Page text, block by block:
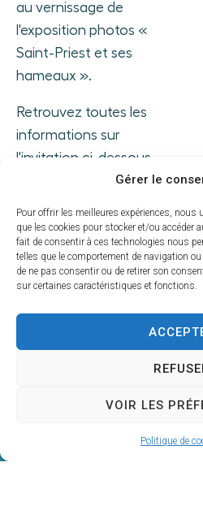
Gérer le
Pour offrir les meilleures expériences,
que les cookies pour stocker et/ou accéder
fait de consentir à ces technologies nous
telles que le comportement de navigation
de ne pas consentir ou de retirer son
sur certaines caractéristiques et fonctions.
VOIR LES
Politique de
au vernissage de
l'exposition photos «
Saint-Priest et ses
hameaux ».
Retrouvez toutes les
informations sur
l'invitation ci-dessous.
Nous vous attendons
Mairie
Mairie,